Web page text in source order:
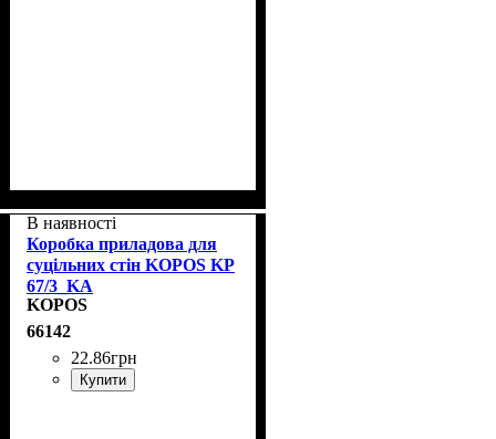
В наявності
Коробка приладова для
суцільних стін KOPOS KP
67/3_KA
KOPOS
66142
22.86грн
Купити